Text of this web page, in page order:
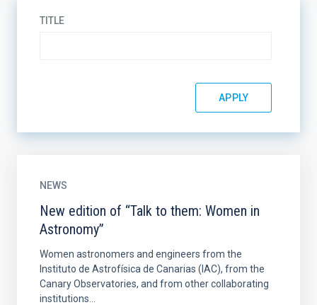
TITLE
NEWS
New edition of “Talk to them: Women in
Astronomy”
Women astronomers and engineers from the
Instituto de Astrofísica de Canarias (IAC), from the
Canary Observatories, and from other collaborating
institutions...